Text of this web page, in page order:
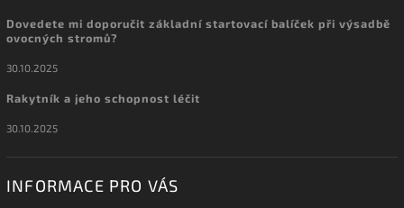
Dovedete mi doporučit základní startovací balíček při výsadbě
ovocných stromů?
30.10.2025
Rakytník a jeho schopnost léčit
30.10.2025
INFORMACE PRO VÁS